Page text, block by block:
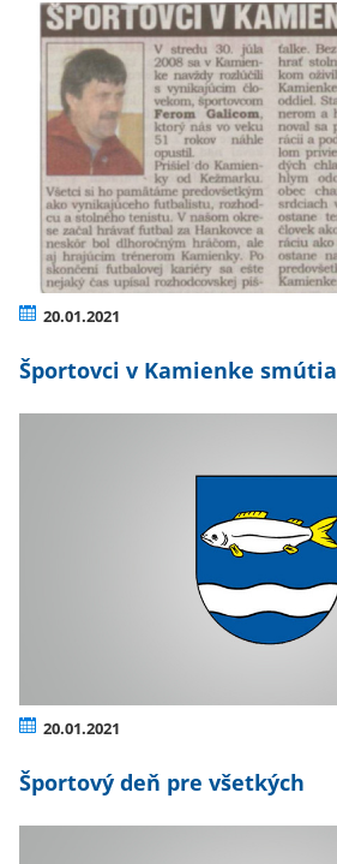
20.01.2021
Športovci v Kamienke smútia
20.01.2021
Športový deň pre všetkých